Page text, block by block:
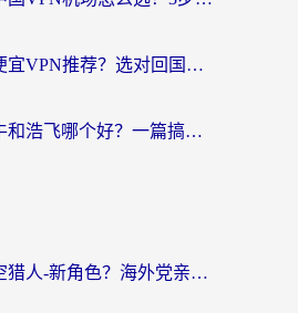
海外党必看：便宜VPN推荐？选对回国加速器才能无缝刷国内剧玩国服
海外党纠结斧牛和浩飞哪个好？一篇搞定回国加速器选择+无缝访问国内资源指南
越南怎么玩时空猎人-新角色？海外党亲测有效的国服游戏加速指南